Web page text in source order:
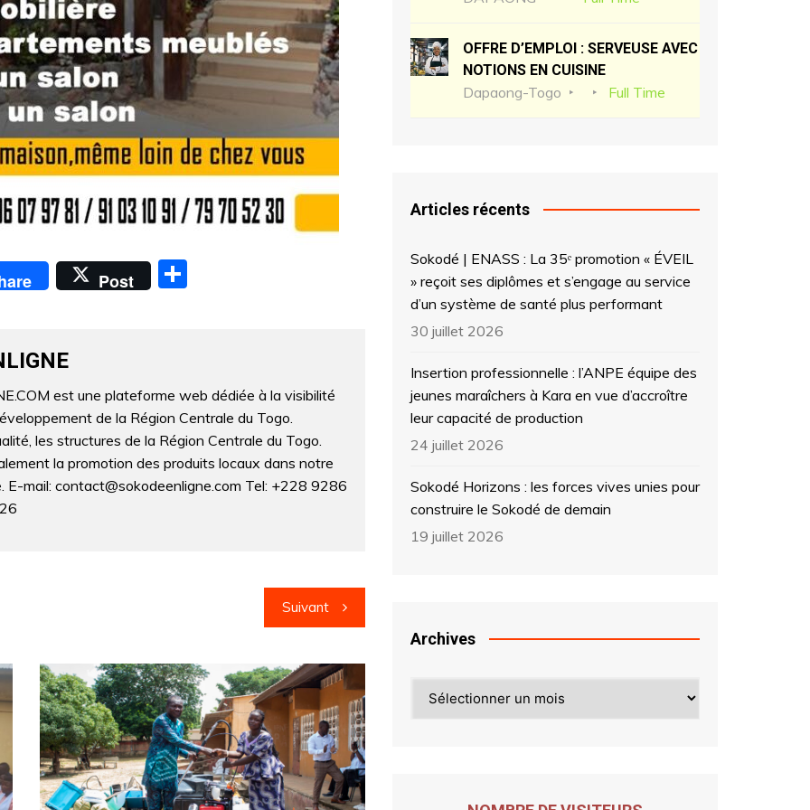
Post
er
est une plateforme web dédiée à la visibilité
de la Région Centrale du Togo.
les structures de la Région Centrale du Togo.
la promotion des produits locaux dans notre
E-mail: contact@sokodeenligne.com Tel: +228 9286
Suivant
OFFRE D’EMPLOI : SERVEUSE AVEC
NOTIONS EN CUISINE
Dapaong-Togo Full Time
Articles récents
Sokodé | ENASS : La 35ᵉ promotion « ÉVEIL
» reçoit ses diplômes et s’engage au service
d’un système de santé plus performant
30 juillet 2026
Insertion professionnelle : l’ANPE équipe des
jeunes maraîchers à Kara en vue d’accroître
leur capacité de production
24 juillet 2026
Sokodé Horizons : les forces vives unies pour
construire le Sokodé de demain
19 juillet 2026
Archives